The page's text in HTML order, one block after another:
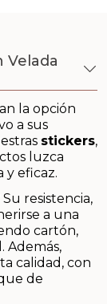
Velada
la opción
a sus
stickers,
luzca
y eficaz.
resistencia,
a una
cartón,
Además,
calidad, con
de